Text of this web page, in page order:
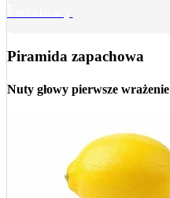
Piramida zapachowa
Nuty głowy pierwsze wrażenie